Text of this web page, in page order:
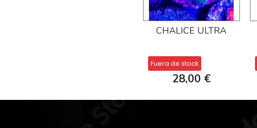
CHALICE ULTRA
Fuera de stock
28,00 €